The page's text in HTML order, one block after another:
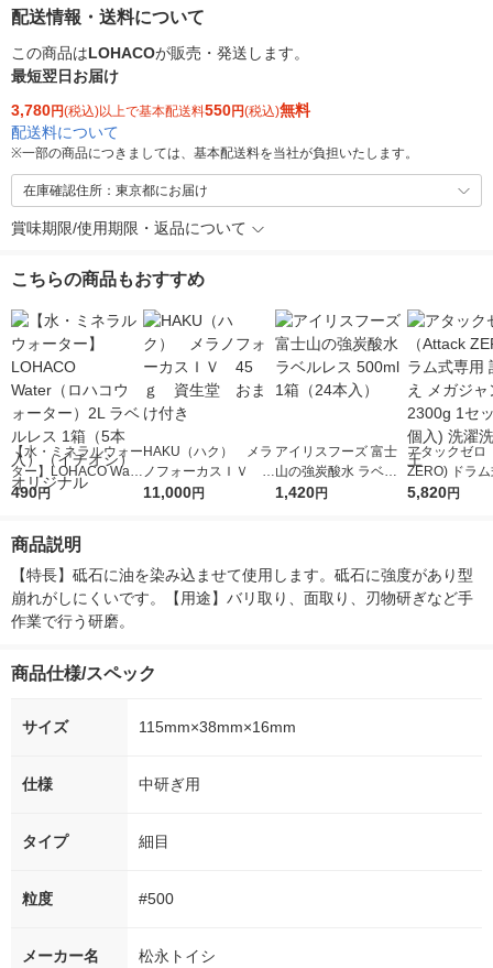
配送情報・送料について
この商品はLOHACOが販売・発送します。
最短翌日お届け
3,780円(税込)以上で基本配送料550円(税込)無料
配送料について
※一部の商品につきましては、基本配送料を当社が負担いたします。
在庫確認住所：東京都にお届け
賞味期限/使用期限・返品について
こちらの商品もおすすめ
【水・ミネラルウォー
ター】LOHACO Wate
r（ロハコウォータ
シ） オリジナル
490円
HAKU（ハク） メラ
ノフォーカスＩＶ 4
5ｇ 資生堂 おまけ
11,000円
アイリスフーズ 富士
山の強炭酸水 ラベル
レス 500ml 1箱（24
1,420円
アタックゼロ
ZERO) ドラ
詰め替え メガ
5,820円
商品説明
【特長】砥石に油を染み込ませて使用します。砥石に強度があり型
崩れがしにくいです。【用途】バリ取り、面取り、刃物研ぎなど手
作業で行う研磨。
商品仕様/スペック
サイズ 115mm×38mm×16mm
仕様 中研ぎ用
タイプ 細目
粒度 #500
メーカー名 松永トイシ